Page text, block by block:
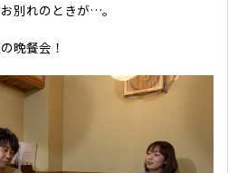
別れのときが…。
晩餐会！